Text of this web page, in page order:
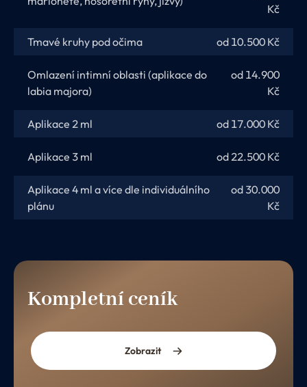
Kč
Tmavé kruhy pod očima od 10.500 Kč
Omlazení intimní oblasti (aplikace do
labia majora)
od 14.900
Kč
Aplikace 2 ml od 17.000 Kč
Aplikace 3 ml od 22.500 Kč
Aplikace 4 ml a více dle individuálního
plánu
od 30.000
Kč
Kompletní ceník
Zobrazit